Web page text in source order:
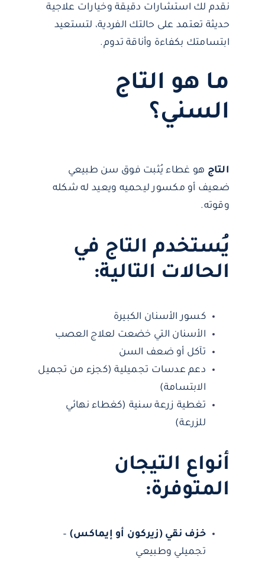
نقدم لك استشارات دقيقة وخيارات علاجية
حديثة تعتمد على حالتك الفردية، لتستعيد
ابتسامتك بكفاءة وأناقة تدوم.
ما هو التاج
السني؟
التاج هو غطاء يُثبت فوق سن طبيعي
ضعيف أو مكسور ليحميه ويعيد له شكله
وقوته.
يُستخدم التاج في
الحالات التالية:
كسور الأسنان الكبيرة
الأسنان التي خضعت لعلاج العصب
تآكل أو ضعف السن
دعم عدسات تجميلية (كجزء من تجميل
الابتسامة)
تغطية زرعة سنية (كغطاء نهائي
للزرعة)
أنواع التيجان
المتوفرة:
خزف نقي (زيركون أو إيماكس) –
تجميلي وطبيعي